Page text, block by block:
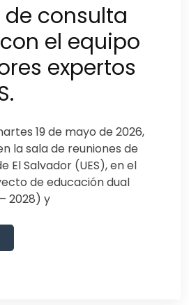
de consulta
el equipo
expertos
19 de mayo de 2026,
la sala de reuniones de
El Salvador (UES), en el
de educación dual
2028) y